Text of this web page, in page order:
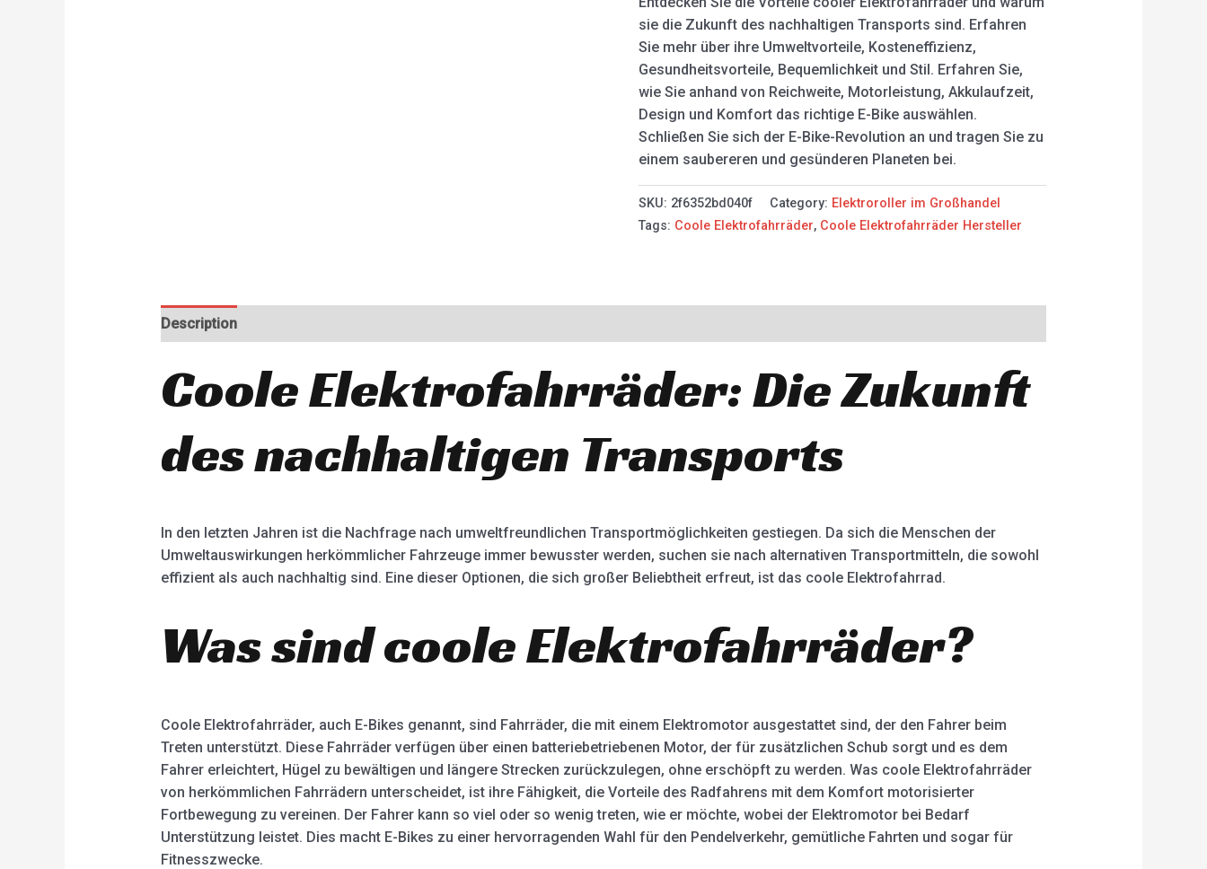
sie die Zukunft des nachhaltigen Transports sind. Erfahren
Sie mehr über ihre Umweltvorteile, Kosteneffizienz,
Gesundheitsvorteile, Bequemlichkeit und Stil. Erfahren Sie,
wie Sie anhand von Reichweite, Motorleistung, Akkulaufzeit,
Design und Komfort das richtige E-Bike auswählen.
Schließen Sie sich der E-Bike-Revolution an und tragen Sie zu
einem saubereren und gesünderen Planeten bei.
SKU: 2f6352bd040f Category: Elektroroller im Großhandel
Tags: Coole Elektrofahrräder, Coole Elektrofahrräder Hersteller
Description
Coole Elektrofahrräder: Die Zukunft
des nachhaltigen Transports
In den letzten Jahren ist die Nachfrage nach umweltfreundlichen Transportmöglichkeiten gestiegen. Da sich die Menschen der
Umweltauswirkungen herkömmlicher Fahrzeuge immer bewusster werden, suchen sie nach alternativen Transportmitteln, die sowohl
effizient als auch nachhaltig sind. Eine dieser Optionen, die sich großer Beliebtheit erfreut, ist das coole Elektrofahrrad.
Was sind coole Elektrofahrräder?
Coole Elektrofahrräder, auch E-Bikes genannt, sind Fahrräder, die mit einem Elektromotor ausgestattet sind, der den Fahrer beim
Treten unterstützt. Diese Fahrräder verfügen über einen batteriebetriebenen Motor, der für zusätzlichen Schub sorgt und es dem
Fahrer erleichtert, Hügel zu bewältigen und längere Strecken zurückzulegen, ohne erschöpft zu werden. Was coole Elektrofahrräder
von herkömmlichen Fahrrädern unterscheidet, ist ihre Fähigkeit, die Vorteile des Radfahrens mit dem Komfort motorisierter
Fortbewegung zu vereinen. Der Fahrer kann so viel oder so wenig treten, wie er möchte, wobei der Elektromotor bei Bedarf
Unterstützung leistet. Dies macht E-Bikes zu einer hervorragenden Wahl für den Pendelverkehr, gemütliche Fahrten und sogar für
Fitnesszwecke.